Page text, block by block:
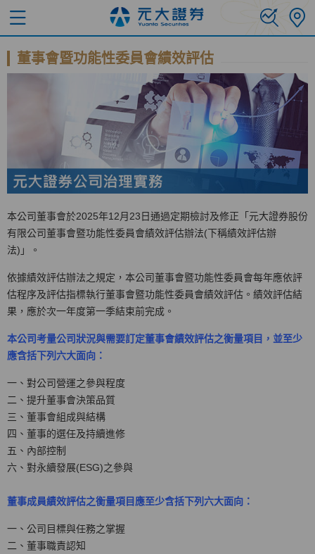
董事會暨功能性委員會績效評估
本公司董事會於2025年12月23日通過定期檢討及修正「元大證券股份
有限公司董事會暨功能性委員會績效評估辦法(下稱績效評估辦
法)」。
依據績效評估辦法之規定，本公司董事會暨功能性委員會每年應依評
估程序及評估指標執行董事會暨功能性委員會績效評估。績效評估結
果，應於次一年度第一季結束前完成。
本公司考量公司狀況與需要訂定董事會績效評估之衡量項目，並至少
應含括下列六大面向：
一、對公司營運之參與程度
二、提升董事會決策品質
三、董事會組成與結構
四、董事的選任及持續進修
五、內部控制
六、對永續發展(ESG)之參與
董事成員績效評估之衡量項目應至少含括下列六大面向：
一、公司目標與任務之掌握
二、董事職責認知